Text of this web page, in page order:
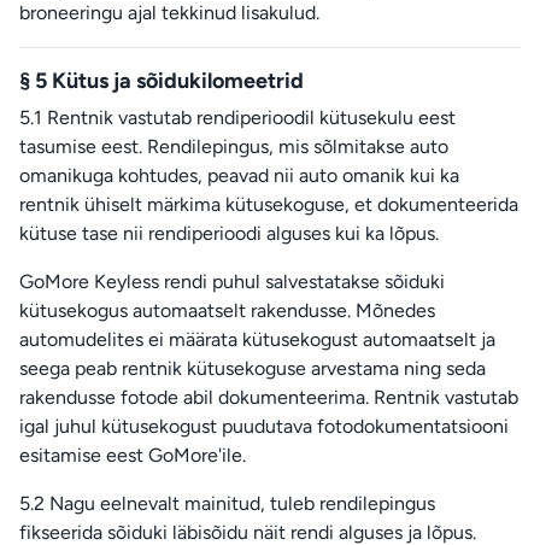
broneeringu ajal tekkinud lisakulud.
§ 5 Kütus ja sõidukilomeetrid
5.1 Rentnik vastutab rendiperioodil kütusekulu eest
tasumise eest. Rendilepingus, mis sõlmitakse auto
omanikuga kohtudes, peavad nii auto omanik kui ka
rentnik ühiselt märkima kütusekoguse, et dokumenteerida
kütuse tase nii rendiperioodi alguses kui ka lõpus.
GoMore Keyless rendi puhul salvestatakse sõiduki
kütusekogus automaatselt rakendusse. Mõnedes
automudelites ei määrata kütusekogust automaatselt ja
seega peab rentnik kütusekoguse arvestama ning seda
rakendusse fotode abil dokumenteerima. Rentnik vastutab
igal juhul kütusekogust puudutava fotodokumentatsiooni
esitamise eest GoMore'ile.
5.2 Nagu eelnevalt mainitud, tuleb rendilepingus
fikseerida sõiduki läbisõidu näit rendi alguses ja lõpus.